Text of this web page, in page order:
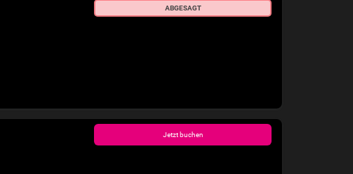
ABGESAGT
Jetzt buchen